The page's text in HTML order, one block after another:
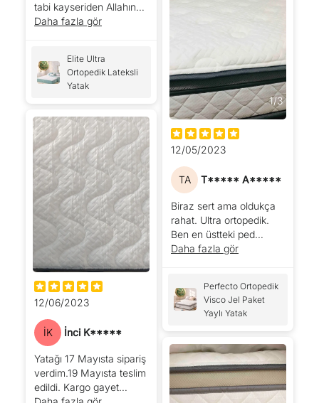
tabi kayseriden Allahın
çankirisina 21 saatte
aynisi
Daha fazla gör
Elite Ultra
Ortopedik Lateksli
Yatak
12/06/2023
İK İnci K*****
Yatağı 17 Mayısta sipariş
verdim.19 Mayısta teslim
edildi. Kargo gayet
1/3
12/05/2023
TA T***** A*****
Biraz sert ama oldukça
rahat. Ultra ortopedik.
Ben en üstteki ped
kısmını visco olduğundan
sanıyordum öyle
değilmiş elini çektiğin
zmn direk kabarıyor
sünger gibi. Ama güzel
yatak çok memnunuz.
Paketleme çok iyiydi
poşetini kestiğim anda
şişti. Birkaç gün
Daha fazla gör
Perfecto Ortopedik
Visco Jel Paket
Yaylı Yatak